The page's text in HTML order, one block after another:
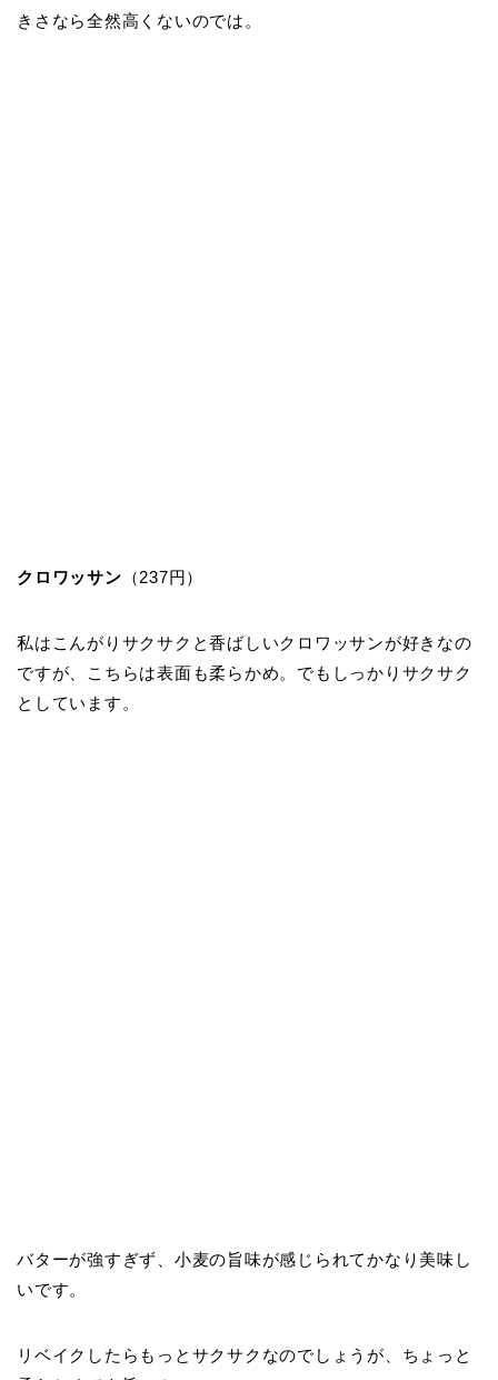
きさなら全然高くないのでは。
クロワッサン （237円）
私はこんがりサクサクと香ばしいクロワッサンが好きなの
ですが、こちらは表面も柔らかめ。でもしっかりサクサク
としています。
バターが強すぎず、小麦の旨味が感じられてかなり美味し
いです。
リベイクしたらもっとサクサクなのでしょうが、ちょっと